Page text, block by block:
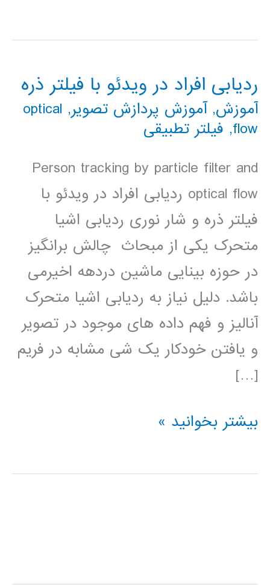
ردیابی افراد در ویدئو با فیلتر ذره
آموزش,آموزش پردازش تصویر,
optical
flow
, فیلتر تطبیقی
Person tracking by particle filter and
optical flow ردیابی افراد در ویدئو با
فیلتر ذره و شار نوری ردیابی اشیا
متحرک یکی از مبحاث چالش برانگیز
در حوزه بینایی ماشین دردهه اخیرمی
باشد. دلیل نیاز به ردیابی اشیا متحرک
آنالیز و فهم داده های موجود در تصویر
و یافتن خودکار یک شی مشابه در فریم
[…]
ردیابی
در
بیشتر بخوانید »